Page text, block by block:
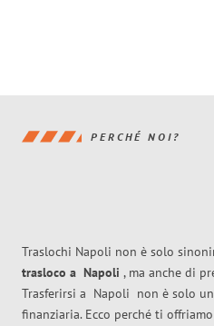
PERCHÉ NOI?
Traslochi Napoli non è solo
trasloco a Napoli , ma anche di
Trasferirsi a Napoli non è solo
finanziaria. Ecco perché ti offriamo